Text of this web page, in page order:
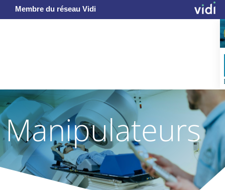
Membre du réseau Vidi
Manipulateurs